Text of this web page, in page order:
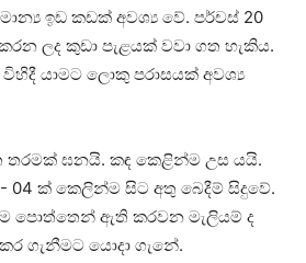
ඉඩ කඩක්‌ අවශ්‍ය වේ. පර්චස්‌ 20
ලද කුඩා පැළයක්‌ වවා ගත හැකිය.
යාමට ලොකු පරාසයක්‌ අවශ්‍ය
තරමක්‌ ඝනයි. කඳ කෙළින්ම උස යයි.
04 ක්‌ කෙලින්ම සිට අතු බෙදීම් සිදුවේ.
පොත්තෙන් ඇති කරවන මැලියම් ද
ගැනීමට යොදා ගැනේ.